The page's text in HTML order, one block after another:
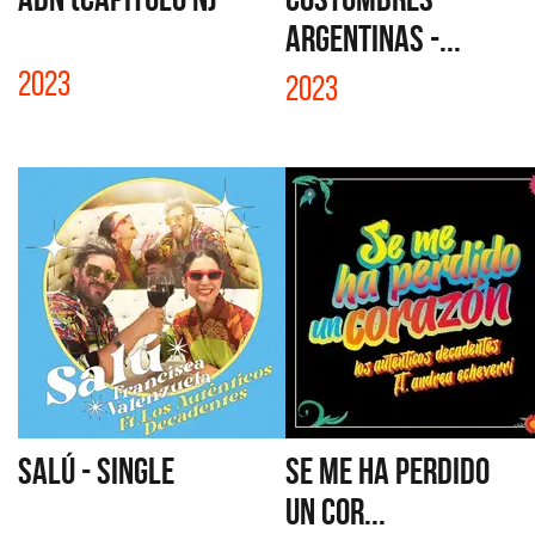
2023
ARGENTINAS -...
2023
SALÚ - SINGLE
SE ME HA PERDIDO
UN COR...